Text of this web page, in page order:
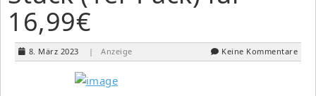
16,99€
8. März 2023 | Anzeige Keine Kommentare